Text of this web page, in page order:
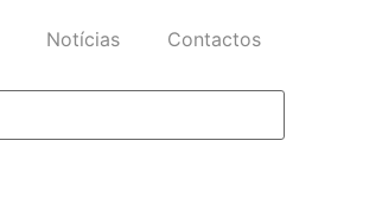
Notícias Contactos